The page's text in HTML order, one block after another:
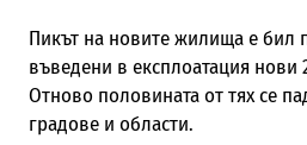
Пикът на новите жилища е бил
въведени в експлоатация
Отново половината от тях се
градове и области.